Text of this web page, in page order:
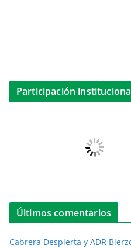
Participación
Últimos comentarios
Cabrera Despierta y ADR